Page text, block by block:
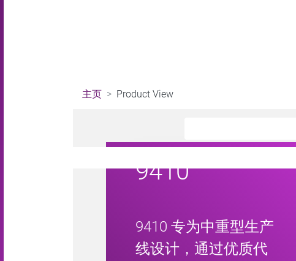
主页 Product View
9410
9410 专为中重型生产
线设计，通过优质代